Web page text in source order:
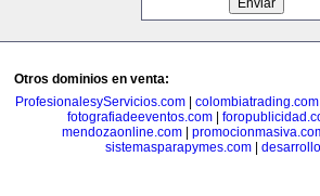
Otros dominios en venta:
ProfesionalesyServicios.com| colombiatrading.com
fotografiadeeventos.com|
mendozaonline.com
sistemasparapymes.com|